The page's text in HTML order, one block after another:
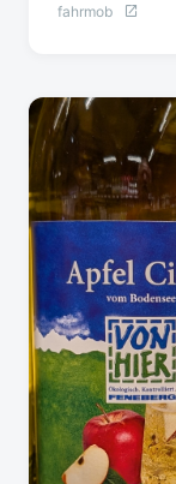
fahrmob